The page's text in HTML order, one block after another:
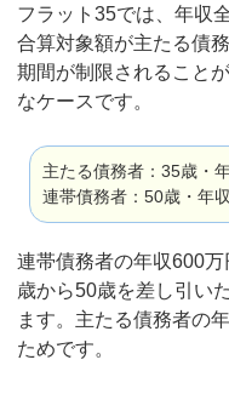
フラット35では、年収
合算対象額が主たる債
期間が制限されること
なケースです。
主たる債務者：35歳・
連帯債務者：50歳・年
連帯債務者の年収600
歳から50歳を差し引い
ます。主たる債務者の
ためです。